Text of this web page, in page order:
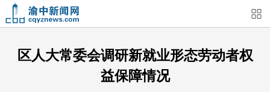
首页 媒体关注 今日头条 热点新闻
部门动态
区人大常委会调研新就业形态劳动者权
益保障情况